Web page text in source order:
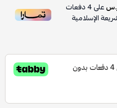
على4دفعات
الإسلامية